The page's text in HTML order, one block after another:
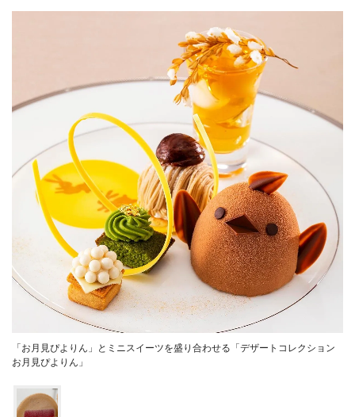
「お月見ぴよりん」とミニスイーツを盛り合わせる「デザートコレクション
お月見ぴよりん」